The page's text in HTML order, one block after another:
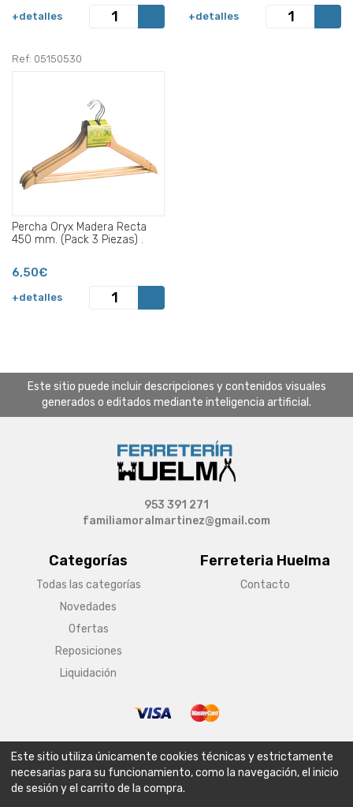
+detalles +detalles
Ref: 05150530
Percha Oryx Madera Recta
450 mm. (Pack 3 Piezas) .
6,50€
+detalles
Este sitio puede incluir descripciones y contenidos visuales
generados o editados mediante inteligencia artificial.
Categorías
Todas las categorías
Novedades
Ofertas
Reposiciones
Liquidación
Ferreteria Huelma
Contacto
953 391 271
familiamoralmartinez@gmail.com
Aviso legal Condiciones generales de venta
Política de envío
Política de privacidad
Política de cookies
Este sitio utiliza únicamente cookies técnicas y estrictamente
necesarias para su funcionamiento, como la navegación, el inicio
de sesión y el carrito de la compra.